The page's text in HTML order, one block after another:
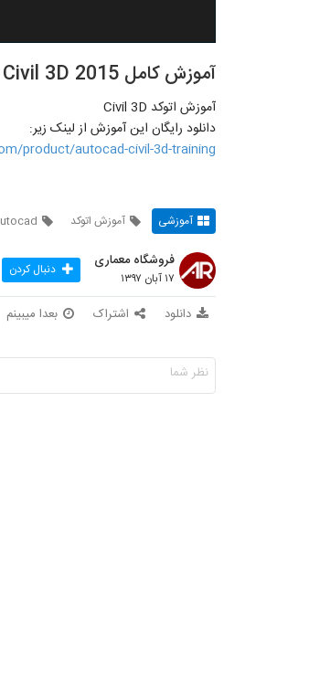
آموزش کامل AutoCAD Civil 3D 2015
آموزش اتوکد Civil 3D
دانلود رایگان این آموزش از لینک زیر:
product/autocad-civil-3d-training/
آموزشی آموزش اتوکد
فروشگاه معماری
۱۷ آبان ۱۳۹۷ دنبال کردن
دانلود اشتراک بعدا میبینم